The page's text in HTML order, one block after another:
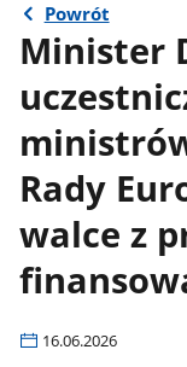
Powrót
Minister
Rady
walce z
16.06.2026